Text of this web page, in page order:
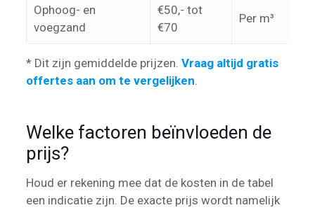
Ophoog- en
voegzand
€50,- tot
€70
Per m³
* Dit zijn gemiddelde prijzen. Vraag altijd gratis
offertes aan om te vergelijken.
Welke factoren beïnvloeden de
prijs?
Houd er rekening mee dat de kosten in de tabel
een indicatie zijn. De exacte prijs wordt namelijk